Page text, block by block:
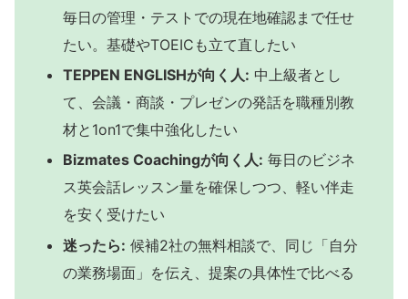
毎日の管理・テストでの現在地確認まで任せ
たい。基礎やTOEICも立て直したい
TEPPEN ENGLISHが向く人: 中上級者とし
て、会議・商談・プレゼンの発話を職種別教
材と1on1で集中強化したい
Bizmates Coachingが向く人: 毎日のビジネ
ス英会話レッスン量を確保しつつ、軽い伴走
を安く受けたい
迷ったら: 候補2社の無料相談で、同じ「自分
の業務場面」を伝え、提案の具体性で比べる